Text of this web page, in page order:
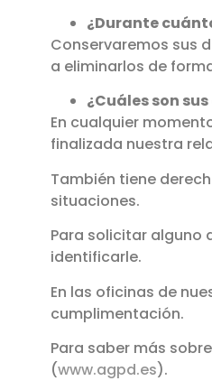
¿Durante
Conservaremos sus
a eliminarlos de
¿Cuáles son
En cualquier
finalizada nuestra
También tiene
situaciones.
Para solicitar alguno
identificarle.
En las oficinas de
cumplimentación.
Para saber más
(www.agpd.es).